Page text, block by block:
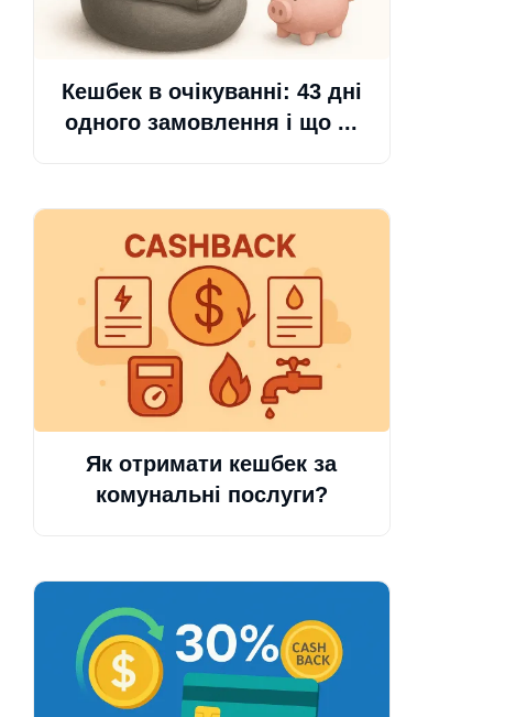
Кешбек в очікуванні: 43 дні
одного замовлення і що ...
Як отримати кешбек за
комунальні послуги?